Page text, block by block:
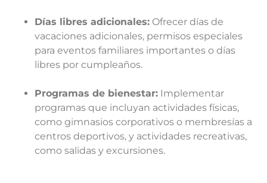
Días libres adicionales: Ofrecer días de
vacaciones adicionales, permisos especiales
para eventos familiares importantes o días
libres por cumpleaños.
Programas de bienestar: Implementar
programas que incluyan actividades físicas,
como gimnasios corporativos o membresías a
centros deportivos, y actividades recreativas,
como salidas y excursiones.